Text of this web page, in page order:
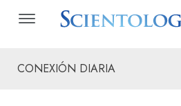
CONEXIÓN DIARIA